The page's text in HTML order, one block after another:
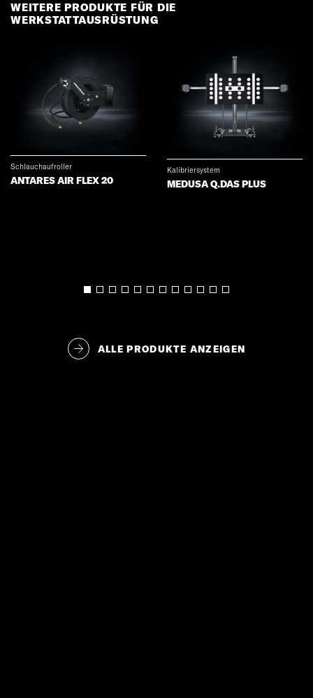
WEITERE PRODUKTE FÜR DIE
WERKSTATTAUSRÜSTUNG
Schlauchaufroller
ANTARES AIR FLEX 20
Kalibriersystem
MEDUSA Q.DAS PLUS
ALLE PRODUKTE ANZEIGEN